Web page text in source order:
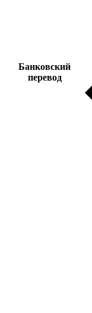
Банковский
перевод